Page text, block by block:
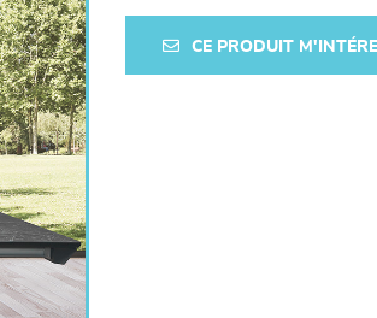
CE PRODUIT